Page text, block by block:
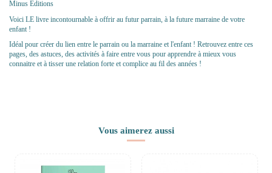
Minus Editions
Voici LE livre incontournable à offrir au futur parrain, à la future marraine de votre
enfant !
Idéal pour créer du lien entre le parrain ou la marraine et l'enfant ! Retrouvez entre ces
pages, des astuces, des activités à faire entre vous pour apprendre à mieux vous
connaitre et à tisser une relation forte et complice au fil des années !
Vous aimerez aussi